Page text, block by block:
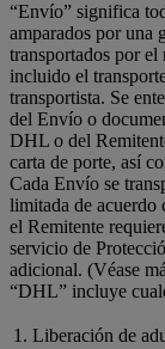
“Envío” significa
amparados por una
transportados por
incluido el
transportista. Se
del Envío o
DHL o del
carta de porte, así
Cada Envío se
limitada de acuerdo
el Remitente
servicio de
adicional. (Véase
“DHL” incluye
1. Liberación de